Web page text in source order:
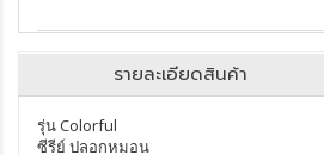
รายละเอียดสินค้า
รุ่น Colorful
ซีรีย์ ปลอกหมอน